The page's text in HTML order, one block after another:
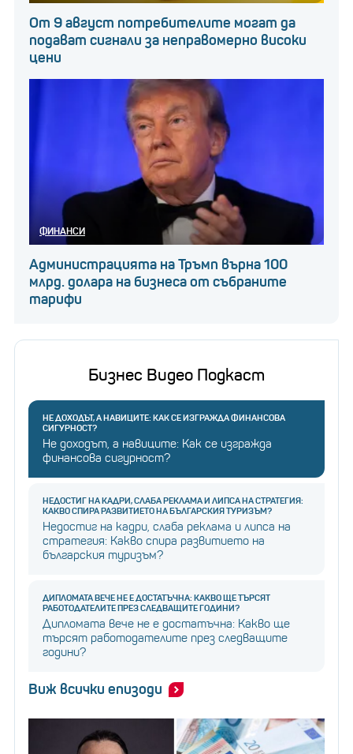
От 9 август потребителите могат да
подават сигнали за неправомерно високи
цени
ФИНАНСИ
Администрацията на Тръмп върна 100
млрд. долара на бизнеса от събраните
тарифи
Бизнес Видео Подкаст
НЕ ДОХОДЪТ, А НАВИЦИТЕ: КАК СЕ ИЗГРАЖДА ФИНАНСОВА
СИГУРНОСТ?
Не доходът, а навиците: Как се изгражда
финансова сигурност?
НЕДОСТИГ НА КАДРИ, СЛАБА РЕКЛАМА И ЛИПСА НА СТРАТЕГИЯ:
КАКВО СПИРА РАЗВИТИЕТО НА БЪЛГАРСКИЯ ТУРИЗЪМ?
Недостиг на кадри, слаба реклама и липса на
стратегия: Какво спира развитието на
българския туризъм?
ДИПЛОМАТА ВЕЧЕ НЕ Е ДОСТАТЪЧНА: КАКВО ЩЕ ТЪРСЯТ
РАБОТОДАТЕЛИТЕ ПРЕЗ СЛЕДВАЩИТЕ ГОДИНИ?
Дипломата вече не е достатъчна: Какво ще
търсят работодателите през следващите
години?
Виж всички епизоди